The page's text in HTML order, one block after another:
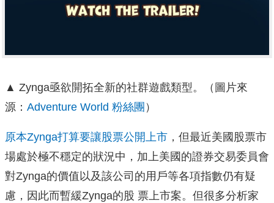
▲ Zynga亟欲開拓全新的社群遊戲類型。（圖片來
源： Adventure World 粉絲團 ）
原本Zynga打算要讓股票公開上市 ，但最近美國股票市
場處於極不穩定的狀況中，加上美國的證券交易委員會
對Zynga的價值以及該公司的用戶等各項指數仍有疑
慮，因此而暫緩Zynga的股 票上市案。但很多分析家